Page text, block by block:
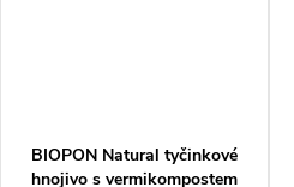
BIOPON Natural tyčinkové
hnojivo s vermikompostem